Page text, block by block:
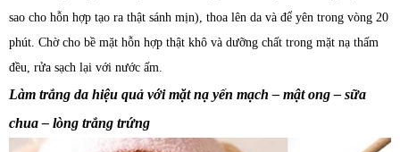
sao cho hỗn hợp tạo ra thật sánh mịn), thoa lên da và để yên trong vòng 20
phút. Chờ cho bề mặt hỗn hợp thật khô và dưỡng chất trong mặt nạ thấm
đều, rửa sạch lại với nước ấm.
Làm trắng da hiệu quả với mặt nạ yến mạch – mật ong – sữa
chua – lòng trắng trứng